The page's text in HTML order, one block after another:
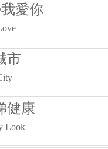
我愛你
市
健康
Look